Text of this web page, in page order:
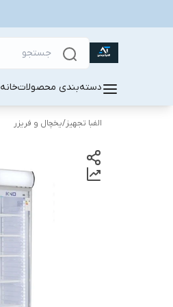
دسته‌بندی محصولاتخانه
الفبا تجهیز/یخچال و فریزر